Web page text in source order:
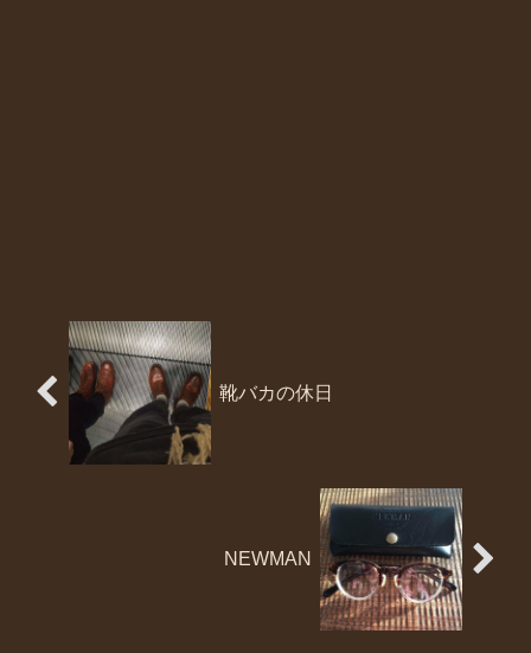
靴バカの休日
NEWMAN